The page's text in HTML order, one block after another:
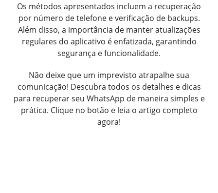
Os métodos apresentados incluem a recuperação
por número de telefone e verificação de backups.
Além disso, a importância de manter atualizações
regulares do aplicativo é enfatizada, garantindo
segurança e funcionalidade.
Não deixe que um imprevisto atrapalhe sua
comunicação! Descubra todos os detalhes e dicas
para recuperar seu WhatsApp de maneira simples e
prática. Clique no botão e leia o artigo completo
agora!